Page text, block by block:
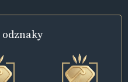
odznaky